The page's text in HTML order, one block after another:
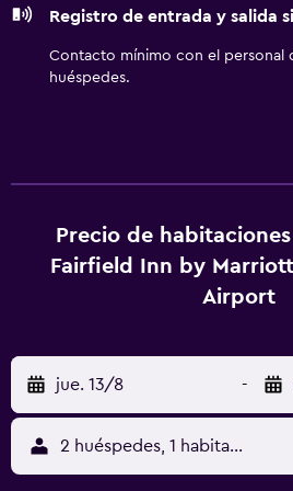
servicio de limpieza todos los días.
esparcimiento en este hotel
Registro de entrada y salida
Contacto mínimo con el personal
huéspedes.
Precio de
Fairfield Inn by
Airport
jue. 13/8 -
2 huéspedes, 1 habitación